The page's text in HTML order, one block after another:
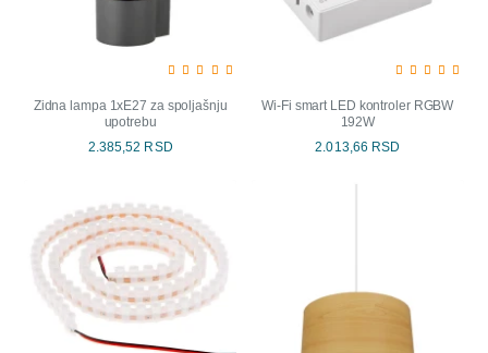
Zidna lampa 1xE27 za spoljašnju
upotrebu
2.385,52 RSD
Wi-Fi smart LED kontroler RGBW
192W
2.013,66 RSD